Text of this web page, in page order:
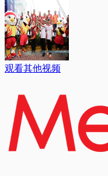
观看其他视频